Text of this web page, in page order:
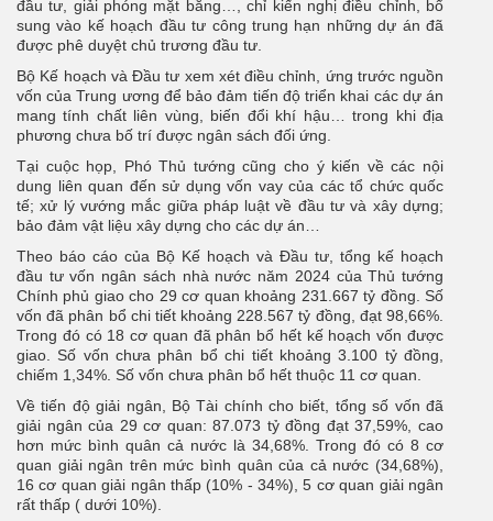
đầu tư, giải phóng mặt bằng…, chỉ kiến nghị điều chỉnh, bổ
sung vào kế hoạch đầu tư công trung hạn những dự án đã
được phê duyệt chủ trương đầu tư.
Bộ Kế hoạch và Đầu tư xem xét điều chỉnh, ứng trước nguồn
vốn của Trung ương để bảo đảm tiến độ triển khai các dự án
mang tính chất liên vùng, biến đổi khí hậu… trong khi địa
phương chưa bố trí được ngân sách đối ứng.
Tại cuộc họp, Phó Thủ tướng cũng cho ý kiến về các nội
dung liên quan đến sử dụng vốn vay của các tổ chức quốc
tế; xử lý vướng mắc giữa pháp luật về đầu tư và xây dựng;
bảo đảm vật liệu xây dựng cho các dự án…
Theo báo cáo của Bộ Kế hoạch và Đầu tư, tổng kế hoạch
đầu tư vốn ngân sách nhà nước năm 2024 của Thủ tướng
Chính phủ giao cho 29 cơ quan khoảng 231.667 tỷ đồng. Số
vốn đã phân bổ chi tiết khoảng 228.567 tỷ đồng, đạt 98,66%.
Trong đó có 18 cơ quan đã phân bổ hết kế hoạch vốn được
giao. Số vốn chưa phân bổ chi tiết khoảng 3.100 tỷ đồng,
chiếm 1,34%. Số vốn chưa phân bổ hết thuộc 11 cơ quan.
Về tiến độ giải ngân, Bộ Tài chính cho biết, tổng số vốn đã
giải ngân của 29 cơ quan: 87.073 tỷ đồng đạt 37,59%, cao
hơn mức bình quân cả nước là 34,68%. Trong đó có 8 cơ
quan giải ngân trên mức bình quân của cả nước (34,68%),
16 cơ quan giải ngân thấp (10% - 34%), 5 cơ quan giải ngân
rất thấp ( dưới 10%).